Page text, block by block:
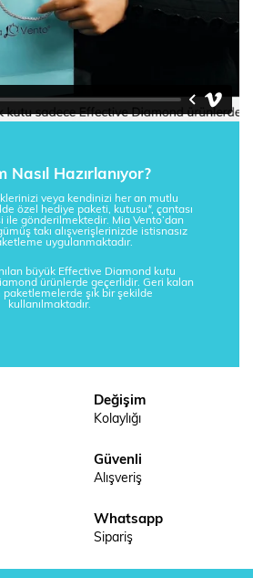
Nasıl Hazırlanıyor?
veya kendinizi her an mutlu
özel hediye paketi, kutusu*, çantası
ile gönderilmektedir. Mia Vento’dan
takı alışverişlerinizde istisnasız
uygulanmaktadır.
büyük Effective Diamond kutu
ürünlerde geçerlidir. Geri kalan
şık bir şekilde
kullanılmaktadır.
Değişim
Kolaylığı
Güvenli
Alışveriş
Whatsapp
Sipariş